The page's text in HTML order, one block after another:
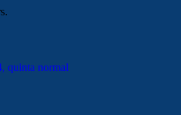
quinta normal